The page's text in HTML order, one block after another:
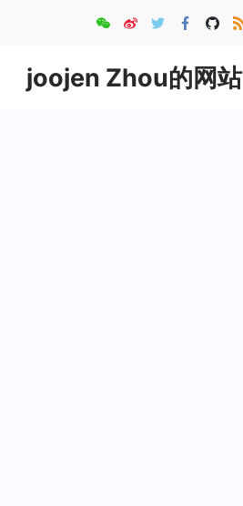
content
joojen Zhou的网站